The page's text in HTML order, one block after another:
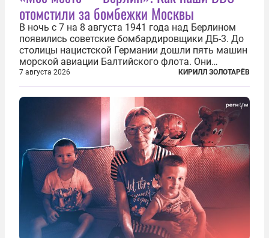
отомстили за бомбежки Москвы
В ночь с 7 на 8 августа 1941 года над Берлином
появились советские бомбардировщики ДБ-3. До
столицы нацистской Германии дошли пять машин
морской авиации Балтийского флота. Они
сбросили бомбы на город, который в тот момент
жил в полной уверенности, что война идет где-то
далеко на востоке, Красная...
7 августа 2026 КИРИЛЛ ЗОЛОТАРЁВ